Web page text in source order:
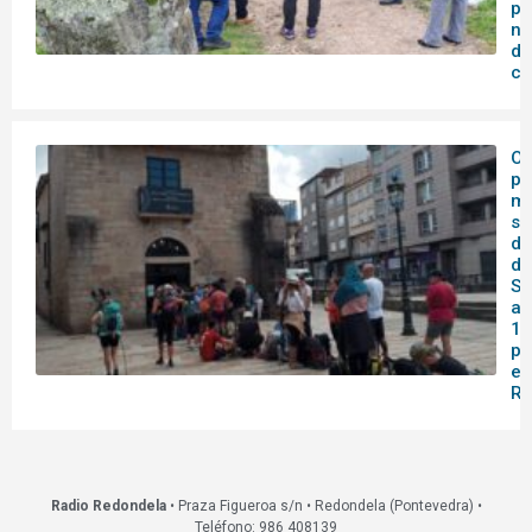
O
de
14
en
Radio Redondela• Praza Figueroa s/n • Redondela (Pontevedra) •
Teléfono: 986 408139